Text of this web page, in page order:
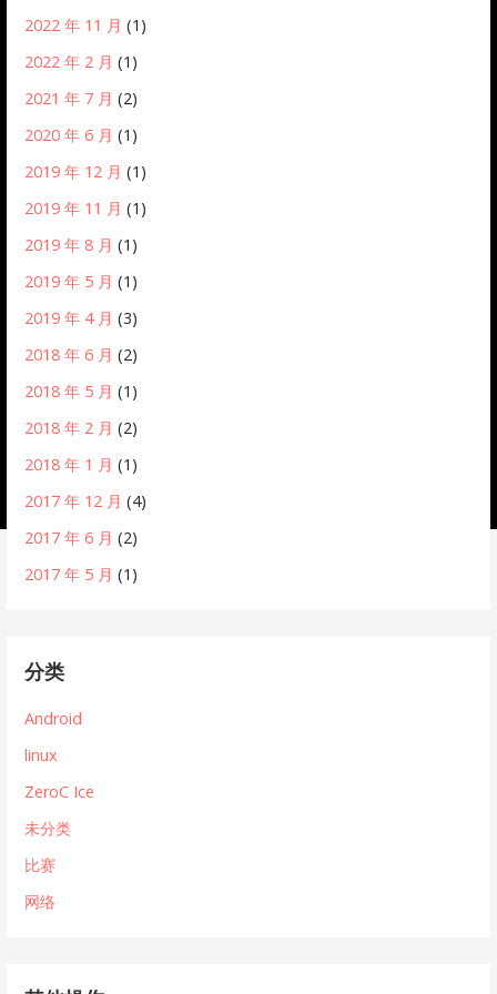
2022 年 11 月 (1)
2022 年 2 月 (1)
2021 年 7 月 (2)
2020 年 6 月 (1)
2019 年 12 月 (1)
2019 年 11 月 (1)
2019 年 8 月 (1)
2019 年 5 月 (1)
2019 年 4 月 (3)
2018 年 6 月 (2)
2018 年 5 月 (1)
2018 年 2 月 (2)
2018 年 1 月 (1)
2017 年 12 月 (4)
2017 年 6 月 (2)
2017 年 5 月 (1)
分类
Android
linux
ZeroC Ice
未分类
比赛
网络